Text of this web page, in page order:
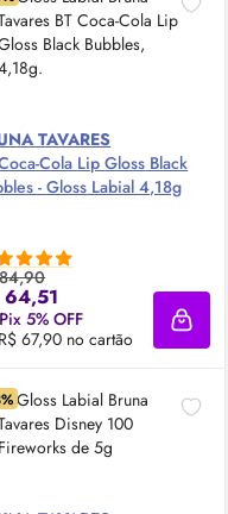
sacola
TAVARES
Cola LipGloss Black
-Gloss Labial 4,18g
64,51
5% OFF
67,90 no cartão